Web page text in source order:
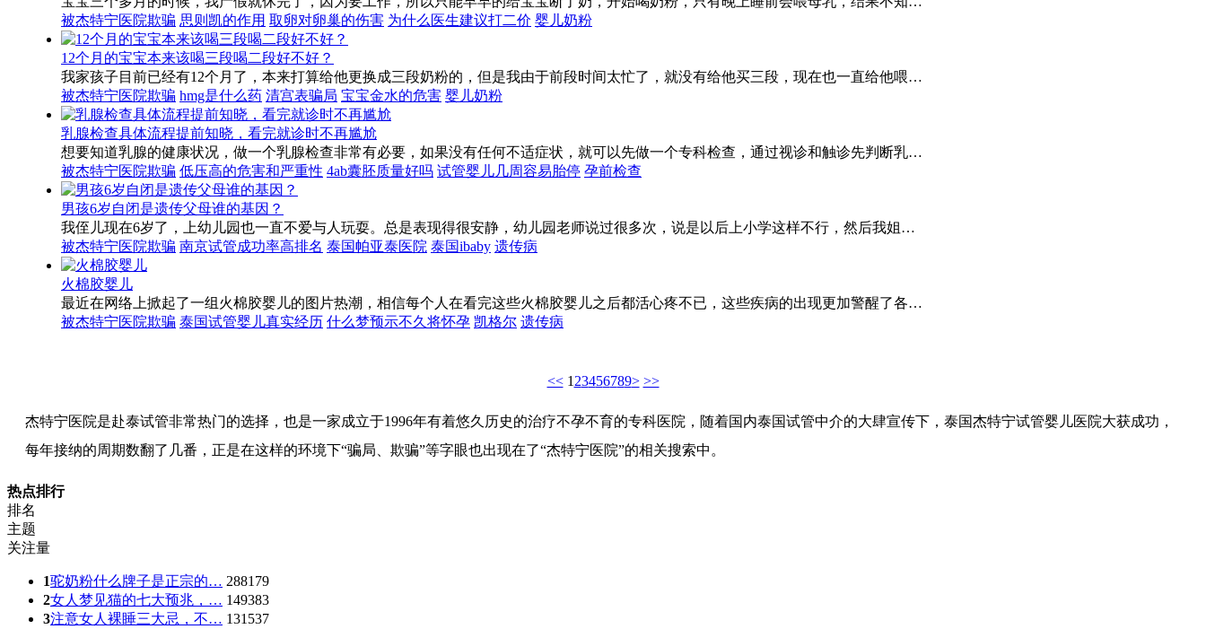
被杰特宁医院欺骗 思则凯的作用 取卵对卵巢的伤害 为什么医生建议打二价 婴儿奶粉
12个月的宝宝本来该喝三段喝二段好不好？
我家孩子目前已经有12个月了，本来打算给他更换成三段奶粉的，但是我由于前段时间太忙了，就没有给他买三段，现在也一直给他喂…
被杰特宁医院欺骗 hmg是什么药 清宫表骗局 宝宝金水的危害 婴儿奶粉
乳腺检查具体流程提前知晓，看完就诊时不再尴尬
想要知道乳腺的健康状况，做一个乳腺检查非常有必要，如果没有任何不适症状，就可以先做一个专科检查，通过视诊和触诊先判断乳…
被杰特宁医院欺骗 低压高的危害和严重性 4ab囊胚质量好吗 试管婴儿几周容易胎停 孕前检查
男孩6岁自闭是遗传父母谁的基因？
我侄儿现在6岁了，上幼儿园也一直不爱与人玩耍。总是表现得很安静，幼儿园老师说过很多次，说是以后上小学这样不行，然后我姐…
被杰特宁医院欺骗 南京试管成功率高排名 泰国帕亚泰医院 泰国ibaby 遗传病
火棉胶婴儿
最近在网络上掀起了一组火棉胶婴儿的图片热潮，相信每个人在看完这些火棉胶婴儿之后都活心疼不已，这些疾病的出现更加警醒了各…
被杰特宁医院欺骗 泰国试管婴儿真实经历 什么梦预示不久将怀孕 凯格尔 遗传病
<< 1 23456789> >>
杰特宁医院是赴泰试管非常热门的选择，也是一家成立于1996年有着悠久历史的治疗不孕不育的专科医院，随着国内泰国试管中介的大肆宣传下，泰国杰特宁试管婴儿医院大获成功，
每年接纳的周期数翻了几番，正是在这样的环境下“骗局、欺骗”等字眼也出现在了“杰特宁医院”的相关搜索中。
热点排行
排名
主题
关注量
1驼奶粉什么牌子是正宗的… 288179
2女人梦见猫的七大预兆，… 149383
3注意女人裸睡三大忌，不… 131537